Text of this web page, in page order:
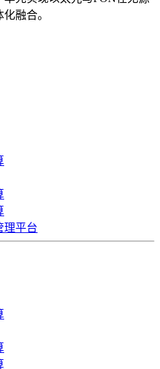
融合。
理平台